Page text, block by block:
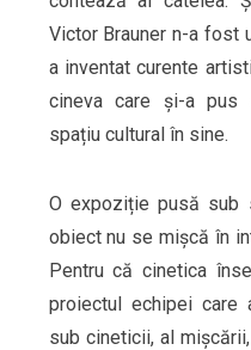
Victor Brauner n-a fost
a inventat curente
cineva care și-a pus
spațiu cultural în sine.
O expoziție pusă sub
obiect nu se mișcă în
Pentru că cinetica
proiectul echipei
sub cineticii, al